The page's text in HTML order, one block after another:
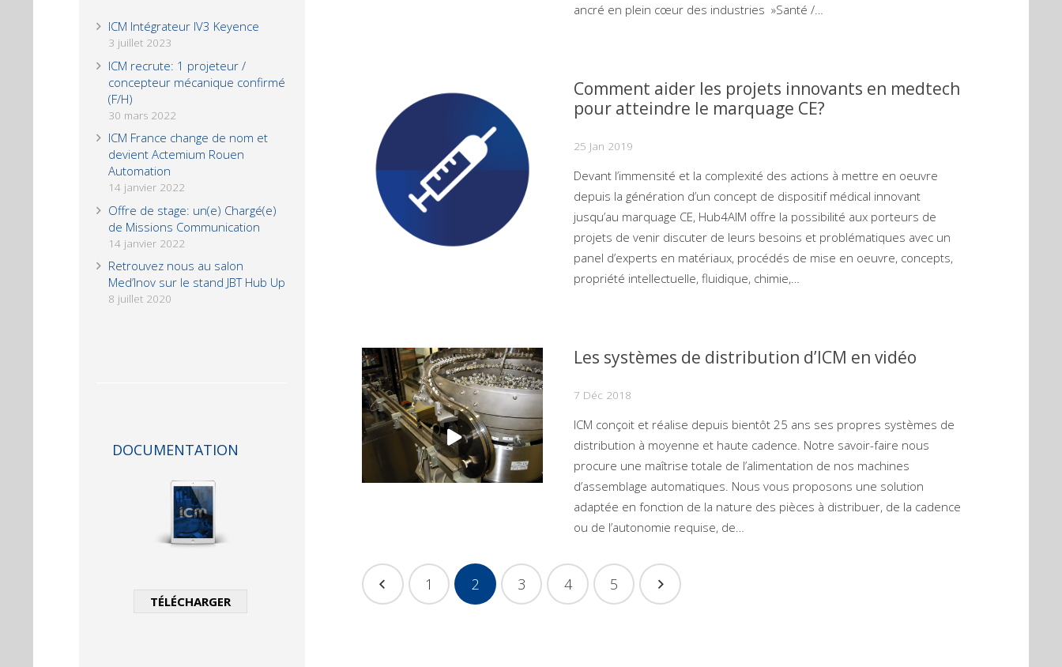
ICM Intégrateur IV3 Keyence
3 juillet 2023
ICM recrute: 1 projeteur /
concepteur mécanique confirmé
(F/H)
30 mars 2022
ICM France change de nom et
devient Actemium Rouen
Automation
14 janvier 2022
Offre de stage: un(e) Chargé(e)
de Missions Communication
14 janvier 2022
Retrouvez nous au salon
Med’Inov sur le stand JBT Hub Up
8 juillet 2020
DOCUMENTATION
TÉLÉCHARGER
ancré en plein cœur des industries »Santé /…
Comment aider les projets innovants en medtech
pour atteindre le marquage CE?
25 Jan 2019
Devant l’immensité et la complexité des actions à mettre en oeuvre
depuis la génération d’un concept de dispositif médical innovant
jusqu’au marquage CE, Hub4AIM offre la possibilité aux porteurs de
projets de venir discuter de leurs besoins et problématiques avec un
panel d’experts en matériaux, procédés de mise en oeuvre, concepts,
propriété intellectuelle, fluidique, chimie,…
Les systèmes de distribution d’ICM en vidéo
7 Déc 2018
ICM conçoit et réalise depuis bientôt 25 ans ses propres systèmes de
distribution à moyenne et haute cadence. Notre savoir-faire nous
procure une maîtrise totale de l’alimentation de nos machines
d’assemblage automatiques. Nous vous proposons une solution
adaptée en fonction de la nature des pièces à distribuer, de la cadence
ou de l’autonomie requise, de…
1 2 3 4 5